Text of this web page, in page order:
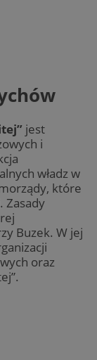
jest
i
władz w
które
Zasady
Buzek. W jej
oraz